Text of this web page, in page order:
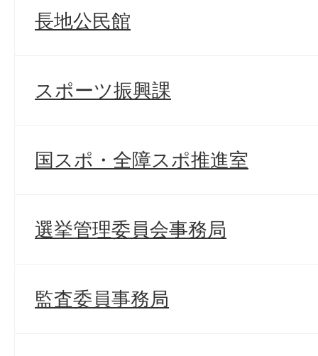
長地公民館
スポーツ振興課
国スポ・全障スポ推進室
選挙管理委員会事務局
監査委員事務局